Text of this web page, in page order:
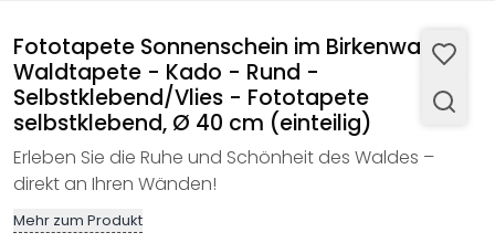
Fototapete Sonnenschein im Birkenwald -
Waldtapete - Kado - Rund -
Selbstklebend/Vlies - Fototapete
selbstklebend, Ø 40 cm (einteilig)
Erleben Sie die Ruhe und Schönheit des Waldes –
direkt an Ihren Wänden!
Mehr zum Produkt